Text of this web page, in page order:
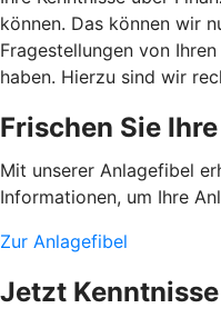
können. Das können wir
Fragestellungen von
haben. Hierzu sind wir
Frischen Sie
Mit unserer Anlagefibel
Informationen, um Ihre
Zur Anlagefibel
Jetzt